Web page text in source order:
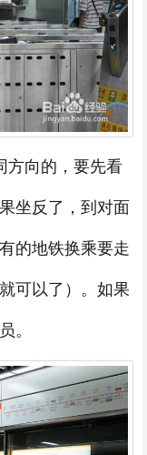
方向的，要先看
坐反了，到对面
的地铁换乘要走
可以了）。如果
。